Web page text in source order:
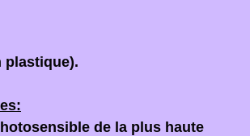
plastique).
de la plus haute